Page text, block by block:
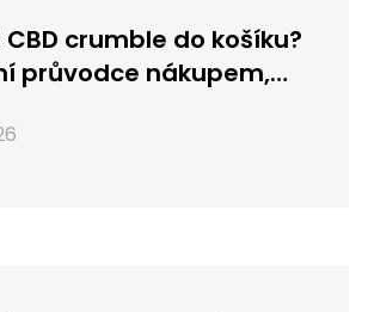
crumble do košíku?
průvodce nákupem,